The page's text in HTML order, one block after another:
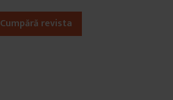
Cumpără revista